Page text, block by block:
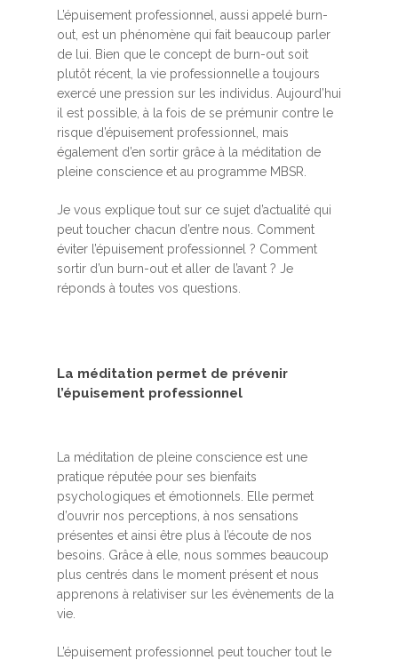
L’épuisement professionnel, aussi appelé burn-
out, est un phénomène qui fait beaucoup parler
de lui. Bien que le concept de burn-out soit
plutôt récent, la vie professionnelle a toujours
exercé une pression sur les individus. Aujourd’hui
il est possible, à la fois de se prémunir contre le
risque d’épuisement professionnel, mais
également d’en sortir grâce à la méditation de
pleine conscience et au programme MBSR.
Je vous explique tout sur ce sujet d’actualité qui
peut toucher chacun d’entre nous. Comment
éviter l’épuisement professionnel ? Comment
sortir d’un burn-out et aller de l’avant ? Je
réponds à toutes vos questions.
La méditation permet de prévenir
l’épuisement professionnel
La méditation de pleine conscience est une
pratique réputée pour ses bienfaits
psychologiques et émotionnels. Elle permet
d’ouvrir nos perceptions, à nos sensations
présentes et ainsi être plus à l’écoute de nos
besoins. Grâce à elle, nous sommes beaucoup
plus centrés dans le moment présent et nous
apprenons à relativiser sur les évènements de la
vie.
L’épuisement professionnel peut toucher tout le